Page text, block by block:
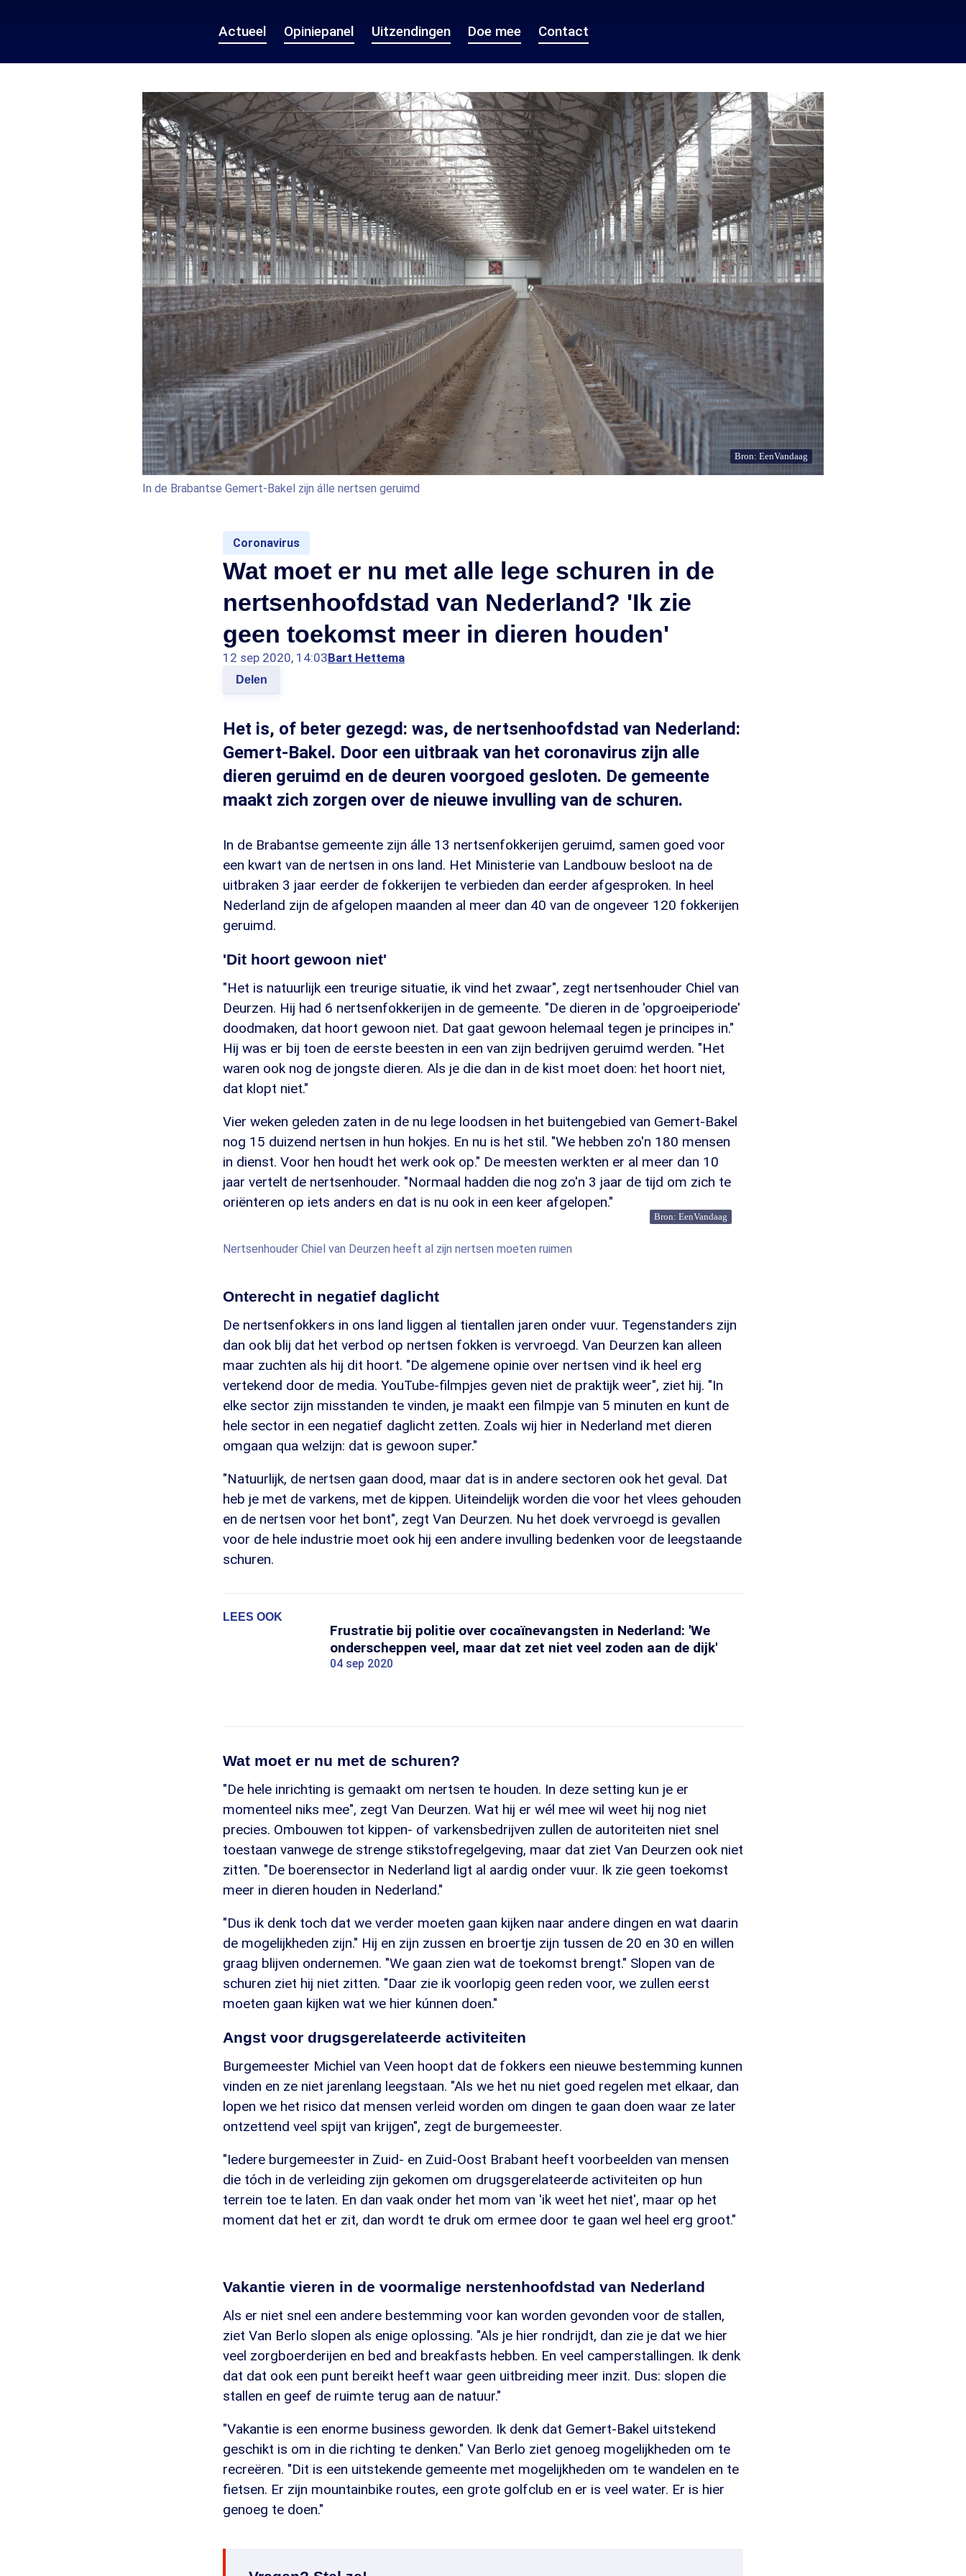
Actueel Opiniepanel Uitzendingen Doe mee Contact
Bron: EenVandaag
In de Brabantse Gemert-Bakel zijn álle nertsen geruimd
Coronavirus
Wat moet er nu met alle lege schuren in de
nertsenhoofdstad van Nederland? 'Ik zie
geen toekomst meer in dieren houden'
12 sep 2020, 14:03Bart Hettema
Delen
Het is, of beter gezegd: was, de nertsenhoofdstad van Nederland:
Gemert-Bakel. Door een uitbraak van het coronavirus zijn alle
dieren geruimd en de deuren voorgoed gesloten. De gemeente
maakt zich zorgen over de nieuwe invulling van de schuren.
In de Brabantse gemeente zijn álle 13 nertsenfokkerijen geruimd, samen goed voor
een kwart van de nertsen in ons land. Het Ministerie van Landbouw besloot na de
uitbraken 3 jaar eerder de fokkerijen te verbieden dan eerder afgesproken. In heel
Nederland zijn de afgelopen maanden al meer dan 40 van de ongeveer 120 fokkerijen
geruimd.
'Dit hoort gewoon niet'
"Het is natuurlijk een treurige situatie, ik vind het zwaar", zegt nertsenhouder Chiel van
Deurzen. Hij had 6 nertsenfokkerijen in de gemeente. "De dieren in de 'opgroeiperiode'
doodmaken, dat hoort gewoon niet. Dat gaat gewoon helemaal tegen je principes in."
Hij was er bij toen de eerste beesten in een van zijn bedrijven geruimd werden. "Het
waren ook nog de jongste dieren. Als je die dan in de kist moet doen: het hoort niet,
dat klopt niet."
Vier weken geleden zaten in de nu lege loodsen in het buitengebied van Gemert-Bakel
nog 15 duizend nertsen in hun hokjes. En nu is het stil. "We hebben zo'n 180 mensen
in dienst. Voor hen houdt het werk ook op." De meesten werkten er al meer dan 10
jaar vertelt de nertsenhouder. "Normaal hadden die nog zo'n 3 jaar de tijd om zich te
oriënteren op iets anders en dat is nu ook in een keer afgelopen."
Bron: EenVandaag
Nertsenhouder Chiel van Deurzen heeft al zijn nertsen moeten ruimen
Onterecht in negatief daglicht
De nertsenfokkers in ons land liggen al tientallen jaren onder vuur. Tegenstanders zijn
dan ook blij dat het verbod op nertsen fokken is vervroegd. Van Deurzen kan alleen
maar zuchten als hij dit hoort. "De algemene opinie over nertsen vind ik heel erg
vertekend door de media. YouTube-filmpjes geven niet de praktijk weer", ziet hij. "In
elke sector zijn misstanden te vinden, je maakt een filmpje van 5 minuten en kunt de
hele sector in een negatief daglicht zetten. Zoals wij hier in Nederland met dieren
omgaan qua welzijn: dat is gewoon super."
"Natuurlijk, de nertsen gaan dood, maar dat is in andere sectoren ook het geval. Dat
heb je met de varkens, met de kippen. Uiteindelijk worden die voor het vlees gehouden
en de nertsen voor het bont", zegt Van Deurzen. Nu het doek vervroegd is gevallen
voor de hele industrie moet ook hij een andere invulling bedenken voor de leegstaande
schuren.
LEES OOK
Frustratie bij politie over cocaïnevangsten in Nederland: 'We
onderscheppen veel, maar dat zet niet veel zoden aan de dijk'
04 sep 2020
Wat moet er nu met de schuren?
"De hele inrichting is gemaakt om nertsen te houden. In deze setting kun je er
momenteel niks mee", zegt Van Deurzen. Wat hij er wél mee wil weet hij nog niet
precies. Ombouwen tot kippen- of varkensbedrijven zullen de autoriteiten niet snel
toestaan vanwege de strenge stikstofregelgeving, maar dat ziet Van Deurzen ook niet
zitten. "De boerensector in Nederland ligt al aardig onder vuur. Ik zie geen toekomst
meer in dieren houden in Nederland."
"Dus ik denk toch dat we verder moeten gaan kijken naar andere dingen en wat daarin
de mogelijkheden zijn." Hij en zijn zussen en broertje zijn tussen de 20 en 30 en willen
graag blijven ondernemen. "We gaan zien wat de toekomst brengt." Slopen van de
schuren ziet hij niet zitten. "Daar zie ik voorlopig geen reden voor, we zullen eerst
moeten gaan kijken wat we hier kúnnen doen."
Angst voor drugsgerelateerde activiteiten
Burgemeester Michiel van Veen hoopt dat de fokkers een nieuwe bestemming kunnen
vinden en ze niet jarenlang leegstaan. "Als we het nu niet goed regelen met elkaar, dan
lopen we het risico dat mensen verleid worden om dingen te gaan doen waar ze later
ontzettend veel spijt van krijgen", zegt de burgemeester.
"Iedere burgemeester in Zuid- en Zuid-Oost Brabant heeft voorbeelden van mensen
die tóch in de verleiding zijn gekomen om drugsgerelateerde activiteiten op hun
terrein toe te laten. En dan vaak onder het mom van 'ik weet het niet', maar op het
moment dat het er zit, dan wordt te druk om ermee door te gaan wel heel erg groot."
Vakantie vieren in de voormalige nerstenhoofdstad van Nederland
Als er niet snel een andere bestemming voor kan worden gevonden voor de stallen,
ziet Van Berlo slopen als enige oplossing. "Als je hier rondrijdt, dan zie je dat we hier
veel zorgboerderijen en bed and breakfasts hebben. En veel camperstallingen. Ik denk
dat dat ook een punt bereikt heeft waar geen uitbreiding meer inzit. Dus: slopen die
stallen en geef de ruimte terug aan de natuur."
"Vakantie is een enorme business geworden. Ik denk dat Gemert-Bakel uitstekend
geschikt is om in die richting te denken." Van Berlo ziet genoeg mogelijkheden om te
recreëren. "Dit is een uitstekende gemeente met mogelijkheden om te wandelen en te
fietsen. Er zijn mountainbike routes, een grote golfclub en er is veel water. Er is hier
genoeg te doen."